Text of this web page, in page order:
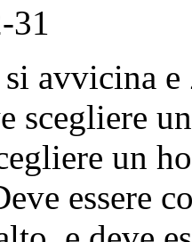
31
avvicina e
scegliere
un
essere